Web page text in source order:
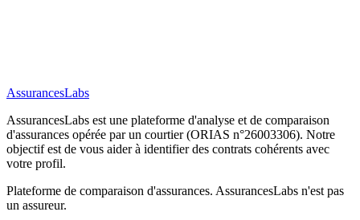
AssurancesLabs
AssurancesLabs est une plateforme d'analyse et de comparaison
d'assurances opérée par un courtier (ORIAS n°26003306). Notre
objectif est de vous aider à identifier des contrats cohérents avec
votre profil.
Plateforme de comparaison d'assurances. AssurancesLabs n'est pas
un assureur.